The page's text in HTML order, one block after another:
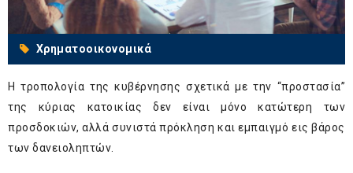
Χρηματοοικονομικά
Η τροπολογία της κυβέρνησης σχετικά με την “προστασία”
της κύριας κατοικίας δεν είναι μόνο κατώτερη των
προσδοκιών, αλλά συνιστά πρόκληση και εμπαιγμό εις βάρος
των δανειοληπτών.